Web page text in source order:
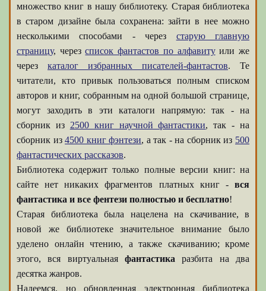
множество книг в нашу библиотеку. Старая библиотека
в старом дизайне была сохранена: зайти в нее можно
несколькими способами - через старую главную
страницу, черезсписок фантастов по алфавитуили же
через каталог избранных писателей-фантастов. Те
читатели, кто привык пользоваться полным списком
авторов и книг, собранным на одной большой странице,
могут заходить в эти каталоги напрямую: так - на
сборник из 2500 книг научной фантастики, так - на
сборник из4500 книг фэнтези, а так - на сборник из 500
фантастических рассказов.
Библиотека содержит только полные версии книг: на
сайте нет никаких фрагментов платных книг - вся
фантастика и все фентези полностью и бесплатно!
Старая библиотека была нацелена на скачивание, в
новой же библиотеке значительное внимание было
уделено онлайн чтению, а также скачиванию; кроме
этого, вся виртуальная фантастика разбита на два
десятка жанров.
Надеемся, но обновленная электронная библиотека